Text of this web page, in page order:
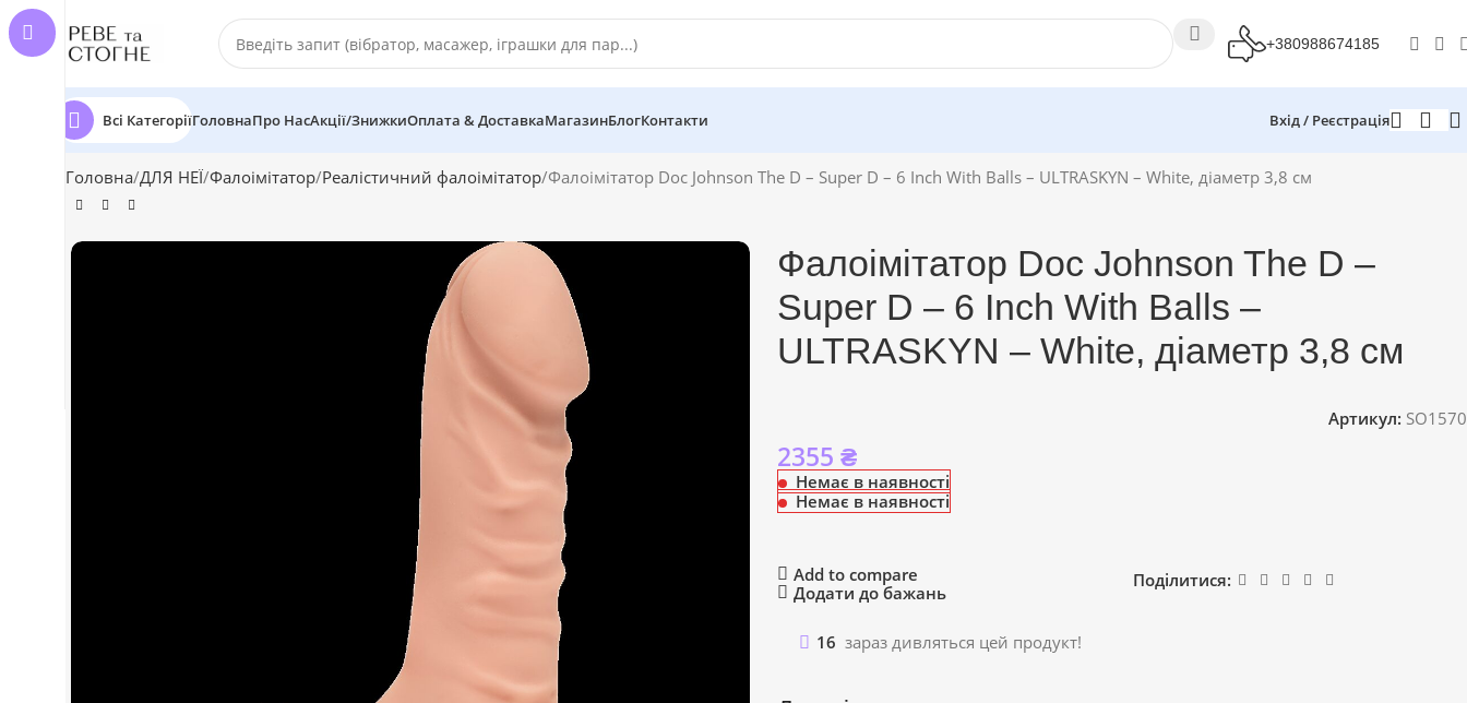
+380988674185
Всі КатегоріїГоловнаПро НасАкції/ЗнижкиОплата & ДоставкаМагазинБлогКонтакти Вхід / Реєстрація
Головна ДЛЯ НЕЇ Фалоімітатор Реалістичний фалоімітатор Фалоімітатор Doc Johnson The D – Super D – 6 Inch With Balls – ULTRASKYN – White, діаметр 3,8 см
Фалоімітатор Doc Johnson The D –
Super D – 6 Inch With Balls –
ULTRASKYN – White, діаметр 3,8 см
Артикул: SO1570
2355 ₴
Немає в наявності
Немає в наявності
Add to compare
Додати до бажань
Поділитися:
16 зараз дивляться цей продукт!